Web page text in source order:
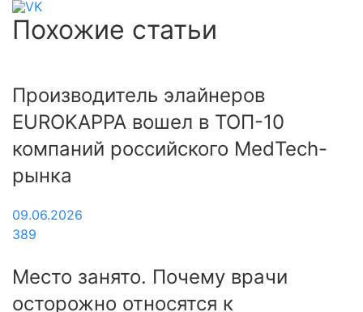
Похожие статьи
Производитель элайнеров
EUROKAPPA вошел в ТОП-10
компаний российского MedTech-
рынка
09.06.2026
389
Место занято. Почему врачи
осторожно относятся к